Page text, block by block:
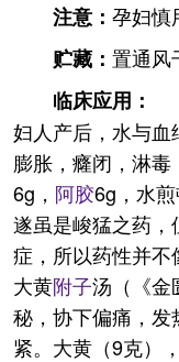
注意： 孕妇慎
贮藏： 置通风
临床应用：
妇人产后，水与
膨胀，癃闭，淋
6g， 阿胶6g，水
遂虽是峻猛之药
症，所以药性并
大黄附子汤（《金
秘，协下偏痛，
紧。大黄（9克）